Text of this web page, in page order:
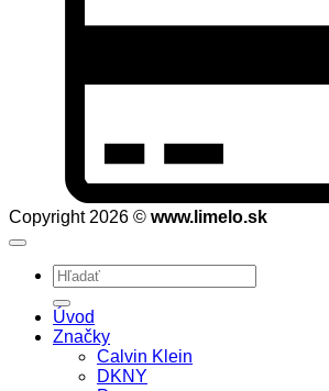
Copyright 2026 © www.limelo.sk
Hľadať:
Úvod
Značky
Calvin Klein
DKNY